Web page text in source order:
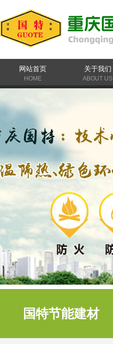
网站首页 关于我们
HOME ABOUT US
国特节能建材